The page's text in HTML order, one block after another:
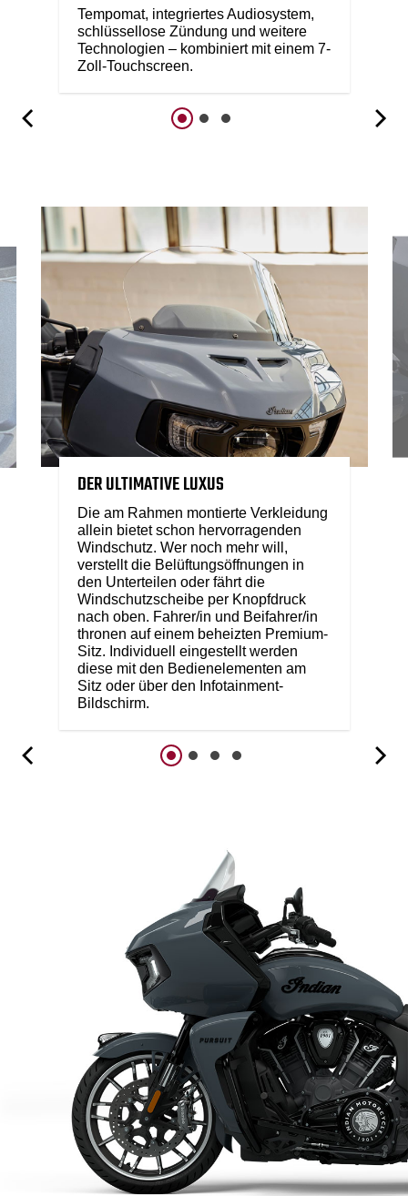
Tempomat, integriertes Audiosystem,
schlüssellose Zündung und weitere
Technologien – kombiniert mit einem 7-
Zoll-Touchscreen.
DER ULTIMATIVE LUXUS
Die am Rahmen montierte Verkleidung
allein bietet schon hervorragenden
Windschutz. Wer noch mehr will,
verstellt die Belüftungsöffnungen in
den Unterteilen oder fährt die
Windschutzscheibe per Knopfdruck
nach oben. Fahrer/in und Beifahrer/in
thronen auf einem beheizten Premium-
Sitz. Individuell eingestellt werden
diese mit den Bedienelementen am
Sitz oder über den Infotainment-
Bildschirm.